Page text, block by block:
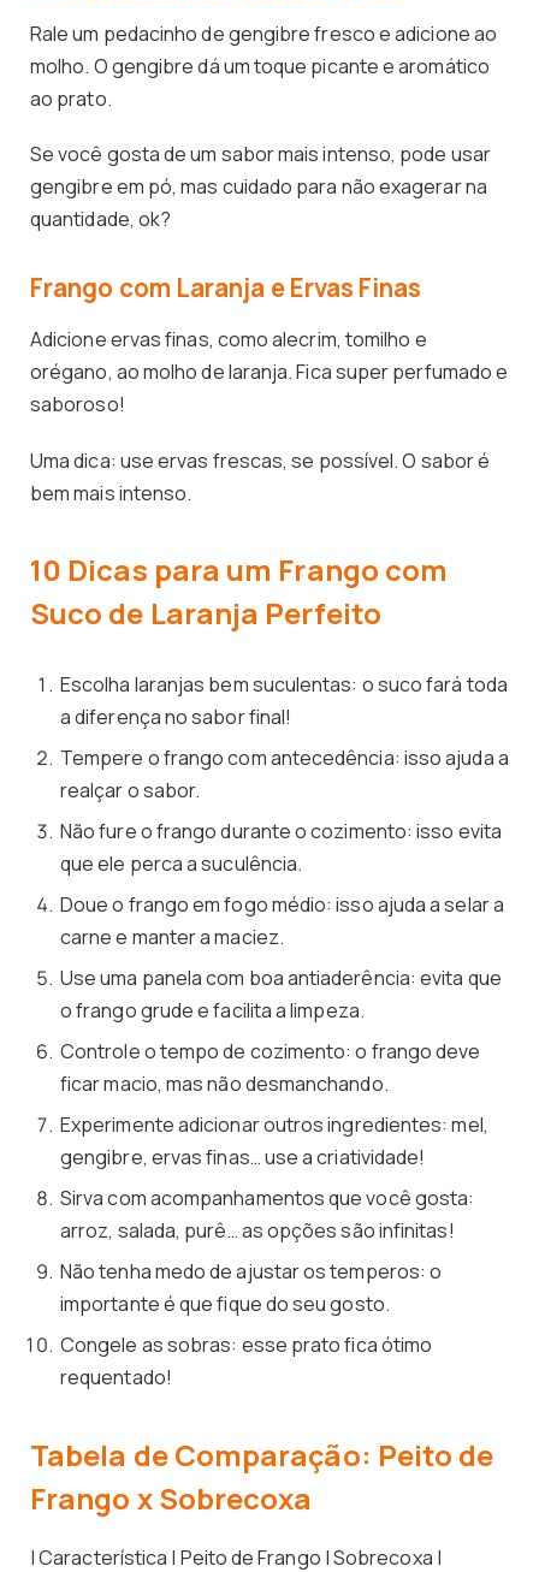
Rale um pedacinho de gengibre fresco e adicione ao
molho. O gengibre dá um toque picante e aromático
ao prato.
Se você gosta de um sabor mais intenso, pode usar
gengibre em pó, mas cuidado para não exagerar na
quantidade, ok?
Frango com Laranja e Ervas Finas
Adicione ervas finas, como alecrim, tomilho e
orégano, ao molho de laranja. Fica super perfumado e
saboroso!
Uma dica: use ervas frescas, se possível. O sabor é
bem mais intenso.
10 Dicas para um Frango com
Suco de Laranja Perfeito
Escolha laranjas bem suculentas: o suco fará toda
a diferença no sabor final!
Tempere o frango com antecedência: isso ajuda a
realçar o sabor.
Não fure o frango durante o cozimento: isso evita
que ele perca a suculência.
Doue o frango em fogo médio: isso ajuda a selar a
carne e manter a maciez.
Use uma panela com boa antiaderência: evita que
o frango grude e facilita a limpeza.
Controle o tempo de cozimento: o frango deve
ficar macio, mas não desmanchando.
Experimente adicionar outros ingredientes: mel,
gengibre, ervas finas… use a criatividade!
Sirva com acompanhamentos que você gosta:
arroz, salada, purê… as opções são infinitas!
Não tenha medo de ajustar os temperos: o
importante é que fique do seu gosto.
Congele as sobras: esse prato fica ótimo
requentado!
Tabela de Comparação: Peito de
Frango x Sobrecoxa
| Característica | Peito de Frango | Sobrecoxa |